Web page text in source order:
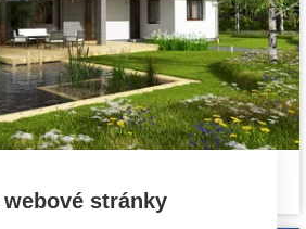
4+1
projekt bungalovustránky